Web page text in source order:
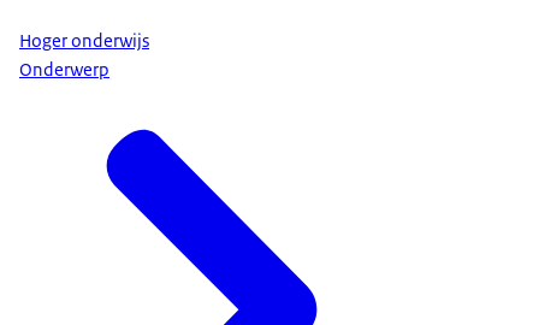
Hoger onderwijs
Onderwerp